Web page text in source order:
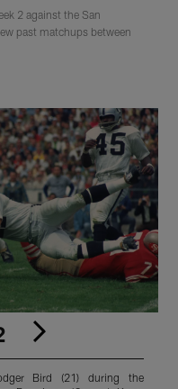
2 against the San
past matchups between
Bird (21) during the